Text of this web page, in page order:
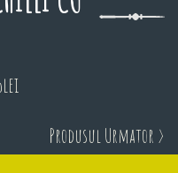
Produsul Urmator >